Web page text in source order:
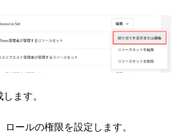
ます。
ールの権限を設定します。